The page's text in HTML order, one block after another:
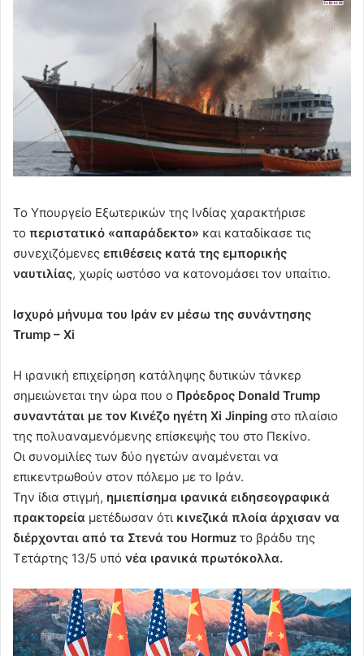
Το Υπουργείο Εξωτερικών της Ινδίας χαρακτήρισε
το περιστατικό «απαράδεκτο» και καταδίκασε τις
συνεχιζόμενες επιθέσεις κατά της εμπορικής
ναυτιλίας, χωρίς ωστόσο να κατονομάσει τον υπαίτιο.
Ισχυρό μήνυμα του Ιράν εν μέσω της συνάντησης
Trump – Xi
Η ιρανική επιχείρηση κατάληψης δυτικών τάνκερ
σημειώνεται την ώρα που ο Πρόεδρος Donald Trump
συναντάται με τον Κινέζο ηγέτη Xi Jinping στο πλαίσιο
της πολυαναμενόμενης επίσκεψής του στο Πεκίνο.
Οι συνομιλίες των δύο ηγετών αναμένεται να
επικεντρωθούν στον πόλεμο με το Ιράν.
Την ίδια στιγμή, ημιεπίσημα ιρανικά ειδησεογραφικά
πρακτορεία μετέδωσαν ότι κινεζικά πλοία άρχισαν να
διέρχονται από τα Στενά του Hormuz το βράδυ της
Τετάρτης 13/5 υπό νέα ιρανικά πρωτόκολλα.